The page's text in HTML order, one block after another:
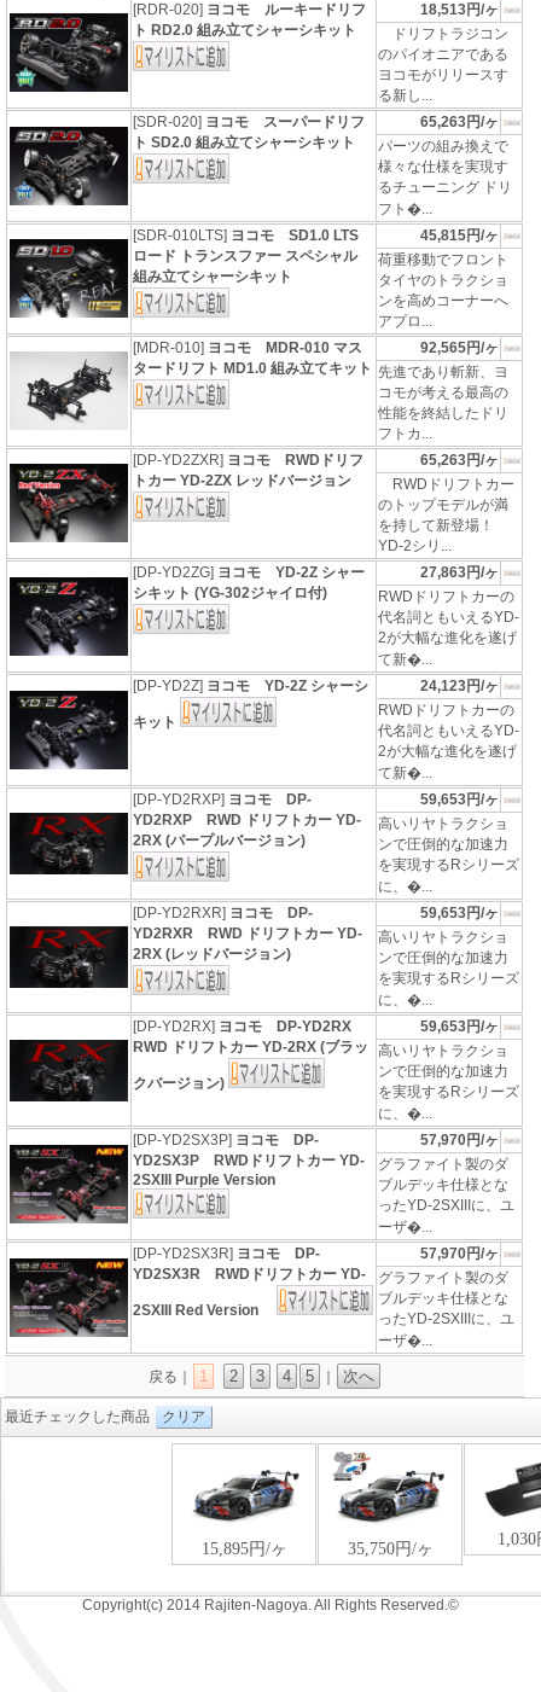
[RDR-020] ヨコモ ルーキードリフ
ト RD2.0 組み立てシャーシキット
18,513円/ヶ
ドリフトラジコン
のパイオニアである
ヨコモがリリースす
る新し...
[SDR-020] ヨコモ スーパードリフ
ト SD2.0 組み立てシャーシキット
65,263円/ヶ
パーツの組み換えで
様々な仕様を実現す
るチューニング ドリ
フト�...
[SDR-010LTS] ヨコモ SD1.0 LTS
ロード トランスファー スペシャル
組み立てシャーシキット
45,815円/ヶ
荷重移動でフロント
タイヤのトラクショ
ンを高めコーナーへ
アプロ...
[MDR-010] ヨコモ MDR-010 マス
タードリフト MD1.0 組み立てキット
92,565円/ヶ
先進であり斬新、ヨ
コモが考える最高の
性能を終結したドリ
フトカ...
[DP-YD2ZXR] ヨコモ RWDドリフ
トカー YD-2ZX レッドバージョン
65,263円/ヶ
RWDドリフトカー
のトップモデルが満
を持して新登場！
YD-2シリ...
[DP-YD2ZG] ヨコモ YD-2Z シャー
シキット (YG-302ジャイロ付)
27,863円/ヶ
RWDドリフトカーの
代名詞ともいえるYD-
2が大幅な進化を遂げ
て新�...
[DP-YD2Z] ヨコモ YD-2Z シャーシ
キット
24,123円/ヶ
RWDドリフトカーの
代名詞ともいえるYD-
2が大幅な進化を遂げ
て新�...
[DP-YD2RXP] ヨコモ DP-
YD2RXP RWD ドリフトカー YD-
2RX (パープルバージョン)
59,653円/ヶ
高いリヤトラクショ
ンで圧倒的な加速力
を実現するRシリーズ
に、�...
[DP-YD2RXR] ヨコモ DP-
YD2RXR RWD ドリフトカー YD-
2RX (レッドバージョン)
59,653円/ヶ
高いリヤトラクショ
ンで圧倒的な加速力
を実現するRシリーズ
に、�...
[DP-YD2RX] ヨコモ DP-YD2RX
RWD ドリフトカー YD-2RX (ブラッ
クバージョン)
59,653円/ヶ
高いリヤトラクショ
ンで圧倒的な加速力
を実現するRシリーズ
に、�...
[DP-YD2SX3P] ヨコモ DP-
YD2SX3P RWDドリフトカー YD-
2SXIII Purple Version
57,970円/ヶ
グラファイト製のダ
ブルデッキ仕様とな
ったYD-2SXIIIに、ユ
ーザ�...
[DP-YD2SX3R] ヨコモ DP-
YD2SX3R RWDドリフトカー YD-
2SXIII Red Version
57,970円/ヶ
グラファイト製のダ
ブルデッキ仕様とな
ったYD-2SXIIIに、ユ
ーザ�...
戻る｜ 1 2 3 4 5 次へ
最近チェックした商品 クリア
Copyright(c) 2014 Rajiten-Nagoya. All Rights Reserved.©